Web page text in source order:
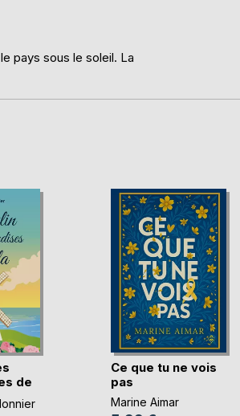
pays sous le soleil. La
de
Ce que tu ne vois
pas
Marine Aimar